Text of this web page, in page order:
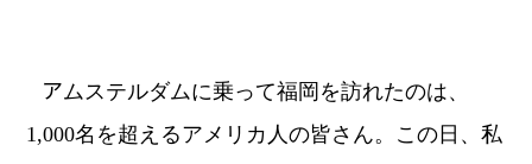
アムステルダムに乗って福岡を訪れたのは、
1,000名を超えるアメリカ人の皆さん。この日、私